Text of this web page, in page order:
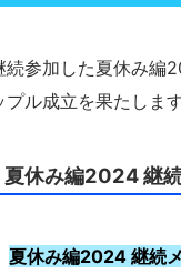
続参加した夏休み編
ル成立を果たします
夏休み編2024 継
夏休み編2024 継続